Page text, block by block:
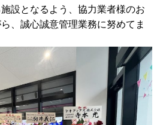
設となるよう、協力業者様のお
、誠心誠意管理業務に努めてま